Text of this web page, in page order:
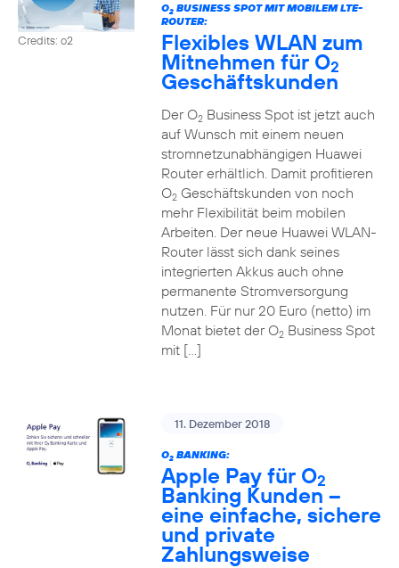
Credits: o2
O2BUSINESS SPOT MIT MOBILEM LTE-
ROUTER:
Flexibles WLAN zum
Mitnehmen für O2
Geschäftskunden
Der O2Business Spot ist jetzt auch
auf Wunsch mit einem neuen
stromnetzunabhängigen Huawei
Router erhältlich. Damit profitieren
O2Geschäftskunden von noch
mehr Flexibilität beim mobilen
Arbeiten. Der neue Huawei WLAN-
Router lässt sich dank seines
integrierten Akkus auch ohne
permanente Stromversorgung
nutzen. Für nur 20 Euro (netto) im
Monat bietet der O2Business Spot
mit […]
11. Dezember 2018
O2BANKING:
Apple Pay für O2
Banking Kunden –
eine einfache, sichere
und private
Zahlungsweise